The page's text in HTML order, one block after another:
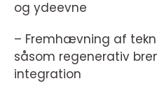
og ydeevne
– Fremhævning af
såsom regenerativ
integration